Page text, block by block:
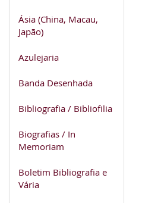
Ásia (China, Macau,
Japão)
Azulejaria
Banda Desenhada
Bibliografia / Bibliofilia
Biografias / In
Memoriam
Boletim Bibliografia e
Vária